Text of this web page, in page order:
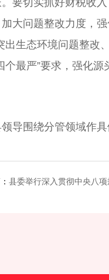
要切实抓好财税收
大问题整改力度，
出生态环境问题整改
最严”要求，强化源
围绕分管领域作具
县委举行深入贯彻中央八